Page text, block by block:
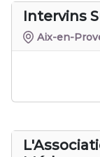
Intervins
Aix-en-